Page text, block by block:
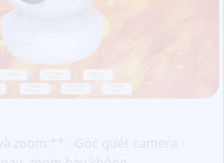
zoom:** - Góc quét camera -